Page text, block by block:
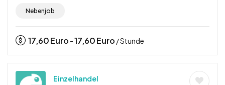
Nebenjob
17,60Euro -17,60Euro / Stunde
Einzelhandel